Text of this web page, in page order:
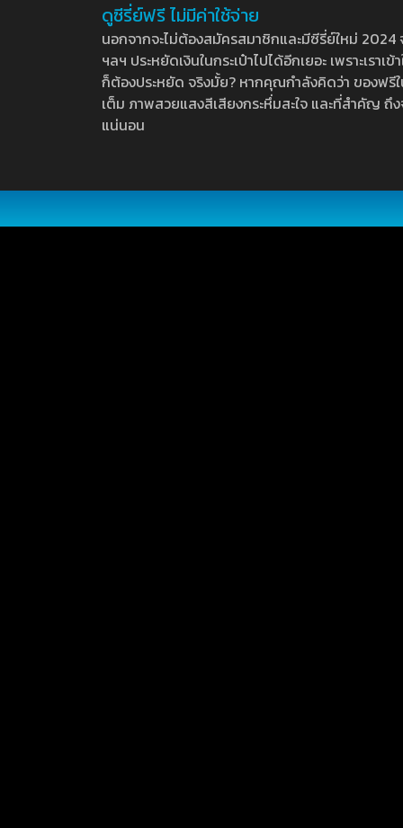
ดูซีรี่ย์ฟรี ไม่มีค่าใช้จ่าย
นอกจากจะไม่ต้องสมัครสมาชิกและมีซีรี่ย์ใหม่
ฯลฯ ประหยัดเงินในกระเป๋าไปได้อีกเยอะ เพราะเร
ก็ต้องประหยัด จริงมั้ย? หากคุณกำลังคิดว่า ของฟ
เต็ม ภาพสวยแสงสีเสียงกระหึ่มสะใจ และที่สำคัญ
แน่นอน